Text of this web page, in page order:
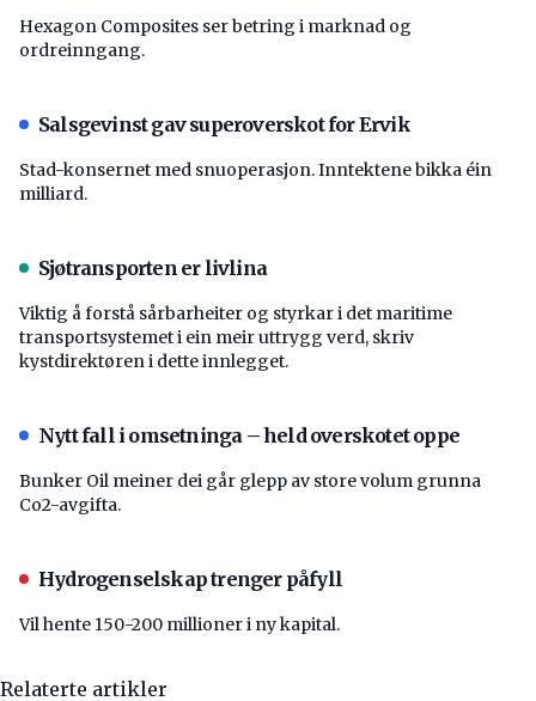
Hexagon Composites ser betring i marknad og
ordreinngang.
Salsgevinst gav superoverskot for Ervik
Stad-konsernet med snuoperasjon. Inntektene bikka éin
milliard.
Sjøtransporten er livlina
Viktig å forstå ­sårbarheiter og styrkar i det maritime
transport­systemet i ein meir uttrygg verd, skriv
kystdirektøren i dette innlegget.
Nytt fall i omsetninga – held overskotet oppe
Bunker Oil meiner dei går glepp av store volum grunna
Co2-avgifta.
Hydrogenselskap trenger påfyll
Vil hente 150-200 millioner i ny kapital.
Relaterte artikler